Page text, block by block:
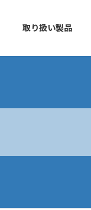
取り扱い製品